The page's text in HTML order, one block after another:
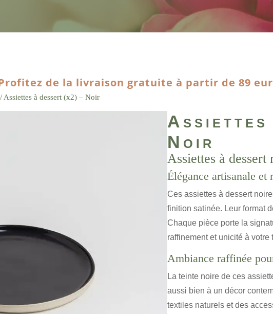
de la livraison gratuite à partir de 89
/ Assiettes à dessert (x2) – Noir
Assiettes
Noir
Assiettes à dessert
Élégance artisanale et
Ces assiettes à dessert
finition satinée. Leur format
Chaque pièce porte la
raffinement et unicité à votre
Ambiance raffinée
La teinte noire de ces
aussi bien à un décor
textiles naturels et des